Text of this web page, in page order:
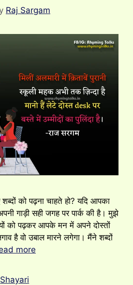
Raj Sargam
शब्दों को पढ़ना चाहते हो? यदि आपका
गाड़ी सही जगह पर पार्क की है। मुझे
को पढ़कर आपके मन में अपने दोस्तों
है वो उबाल मारने लगेगा। मैंने शब्दों
more
Shayari